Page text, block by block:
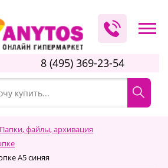
8 (495) 369-23-54
Папки, файлы, архивация
А5 синяя